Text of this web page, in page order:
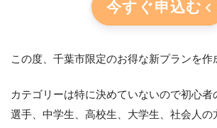
今すぐ申込む
この度、千葉市限定のお得な新プランを作
カテゴリーは特に決めていないので初心者
選手、中学生、高校生、大学生、社会人の